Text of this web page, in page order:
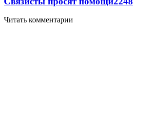
Читать комментарии